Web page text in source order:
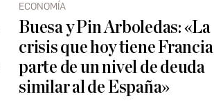
ECONOMÍA
Buesa y Pin Arboledas: «La
crisis que hoy tiene Francia
parte de un nivel de deuda
similar al de España»